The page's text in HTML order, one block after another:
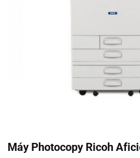
Máy Photocopy Ricoh